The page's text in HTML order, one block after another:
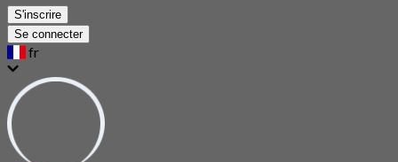
S'inscrire
Se connecter
fr